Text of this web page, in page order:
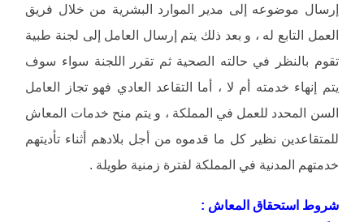
إرسال موضوعه إلى مدير الموارد البشرية من خلال فريق
العمل التابع له ، و بعد ذلك يتم إرسال العامل إلى لجنة طبية
تقوم بالنظر في حالته الصحية ثم تقرر اللجنة سواء سوف
يتم إنهاء خدمته أم لا ، أما التقاعد العادي فهو تجاز العامل
السن المحدد للعمل في المملكة ، و يتم منح خدمات المعاش
للمتقاعدين نظير كل ما قدموه من أجل بلادهم أثناء تأديتهم
خدمتهم المدنية في المملكة لفترة زمنية طويلة .
شروط استحقاق المعاش :